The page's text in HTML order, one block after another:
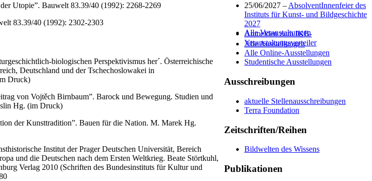
Utopie”. Bauwelt 83.39/40 (1992): 2268-2269
83.39/40 (1992): 2302-2303
biologischen Perspektivismus her´. Österreichische
Deutschland und der Tschechoslowakei in
Druck)
von Vojtěch Birnbaum”. Barock und Bewegung. Studien und
Hg. (im Druck)
der Kunsttradition”. Bauen für die Nation. M. Marek Hg.
Institut der Prager Deutschen Universität, Bereich
und die Deutschen nach dem Ersten Weltkrieg. Beate Störtkuhl,
Verlag 2010 (Schriften des Bundesinstituts für Kultur und
25/06/2027 –AbsolventInnenfeier des
Instituts für Kunst- und Bildgeschichte
2027
Alle Veranstaltungen
Anmelden zum IKB-
Veranstaltungsverteiler
Alle Ausstellungen
Alle Online-Ausstellungen
Studentische Ausstellungen
Ausschreibungen
aktuelle Stellenausschreibungen
Terra Foundation
Zeitschriften/Reihen
Bildwelten des Wissens
Publikationen